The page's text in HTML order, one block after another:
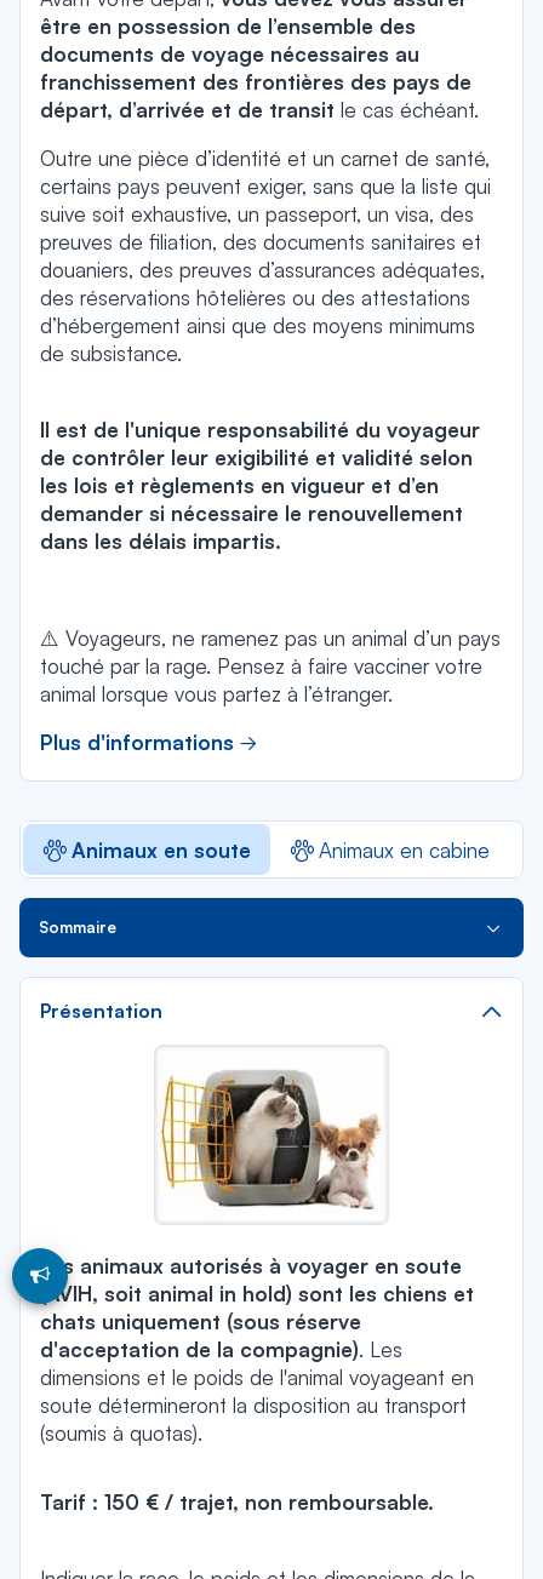
être en possession de l’ensemble des
documents de voyage nécessaires au
franchissement des frontières des pays de
départ, d’arrivée et de transit le cas échéant.
Outre une pièce d’identité et un carnet de santé,
certains pays peuvent exiger, sans que la liste qui
suive soit exhaustive, un passeport, un visa, des
preuves de filiation, des documents sanitaires et
douaniers, des preuves d’assurances adéquates,
des réservations hôtelières ou des attestations
d’hébergement ainsi que des moyens minimums
de subsistance.
Il est de l'unique responsabilité du voyageur
de contrôler leur exigibilité et validité selon
les lois et règlements en vigueur et d’en
demander si nécessaire le renouvellement
dans les délais impartis.
⚠️ Voyageurs, ne ramenez pas un animal d’un pays
touché par la rage. Pensez à faire vacciner votre
animal lorsque vous partez à l’étranger.
Plus d'informations
Animaux en soute Animaux en cabine
Sommaire
Présentation
Les animaux autorisés à voyager en soute
(AVIH, soit animal in hold) sont les chiens et
chats uniquement (sous réserve
d'acceptation de la compagnie). Les
dimensions et le poids de l'animal voyageant en
soute détermineront la disposition au transport
(soumis à quotas).
Tarif : 150 € / trajet, non remboursable.